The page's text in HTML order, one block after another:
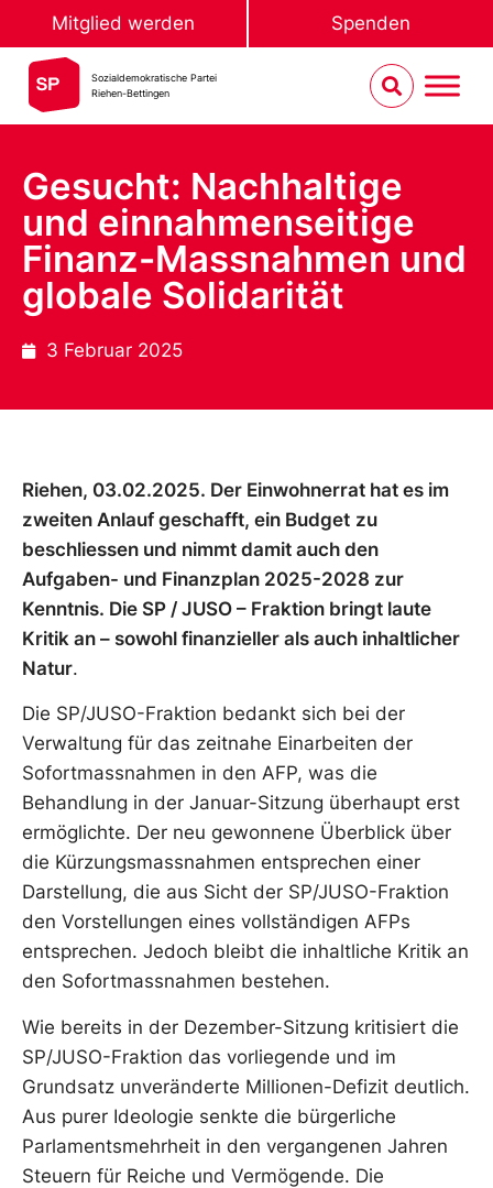
Mitglied werden Spenden
Sozialdemokratische Partei
Riehen-Bettingen
Gesucht: Nachhaltige
und einnahmenseitige
Finanz-Massnahmen und
globale Solidarität
3 Februar 2025
Riehen, 03.02.2025. Der Einwohnerrat hat es im
zweiten Anlauf geschafft, ein Budget zu
beschliessen und nimmt damit auch den
Aufgaben- und Finanzplan 2025-2028 zur
Kenntnis. Die SP / JUSO – Fraktion bringt laute
Kritik an – sowohl finanzieller als auch inhaltlicher
Natur.
Die SP/JUSO-Fraktion bedankt sich bei der
Verwaltung für das zeitnahe Einarbeiten der
Sofortmassnahmen in den AFP, was die
Behandlung in der Januar-Sitzung überhaupt erst
ermöglichte. Der neu gewonnene Überblick über
die Kürzungsmassnahmen entsprechen einer
Darstellung, die aus Sicht der SP/JUSO-Fraktion
den Vorstellungen eines vollständigen AFPs
entsprechen. Jedoch bleibt die inhaltliche Kritik an
den Sofortmassnahmen bestehen.
Wie bereits in der Dezember-Sitzung kritisiert die
SP/JUSO-Fraktion das vorliegende und im
Grundsatz unveränderte Millionen-Defizit deutlich.
Aus purer Ideologie senkte die bürgerliche
Parlamentsmehrheit in den vergangenen Jahren
Steuern für Reiche und Vermögende. Die